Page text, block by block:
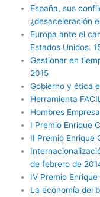
España, sus
¿desaceleración
Europa ante el
Estados Unidos.
Gestionar en
2015
Gobierno y ética
Herramienta
Hombres
I Premio Enrique
II Premio Enrique
de febrero de
IV Premio
La economía del